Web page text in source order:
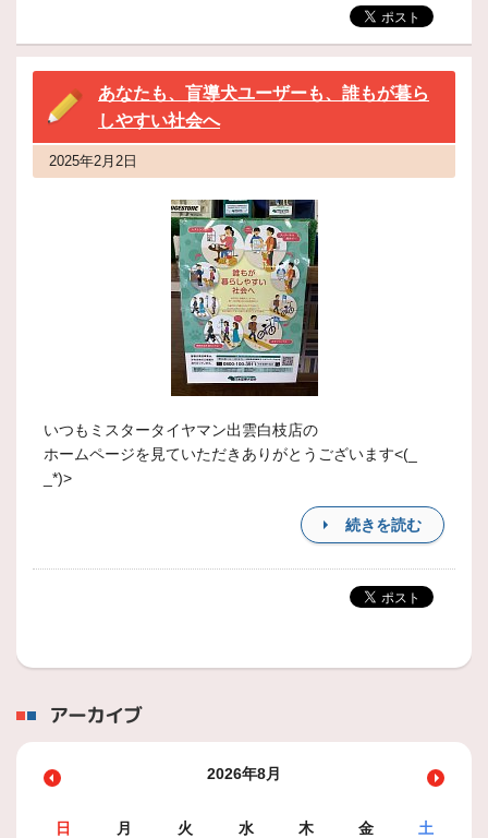
あなたも、盲導犬ユーザーも、誰もが暮ら
しやすい社会へ
2025年2月2日
いつもミスタータイヤマン出雲白枝店の
ホームページを見ていただきありがとうございます<(_
_*)>
続きを読む
アーカイブ
2026年8月
日 月 火 水 木 金
土